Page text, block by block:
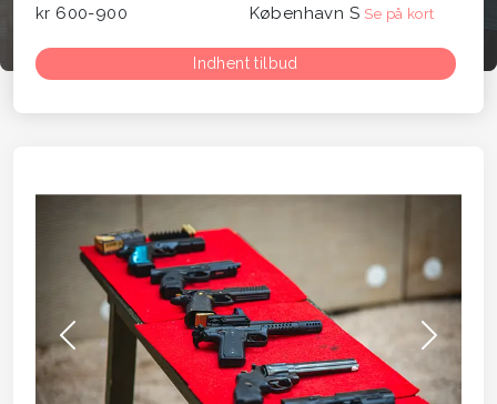
kr 600-900 København S Se på kort
Indhent tilbud
Forrige